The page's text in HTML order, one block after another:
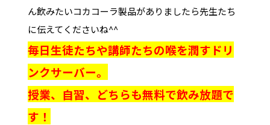
ん飲みたいコカコーラ製品がありましたら先生たち
に伝えてくださいね^^
毎日生徒たちや講師たちの喉を潤すドリ
ンクサーバー。
授業、自習、どちらも無料で飲み放題で
す！